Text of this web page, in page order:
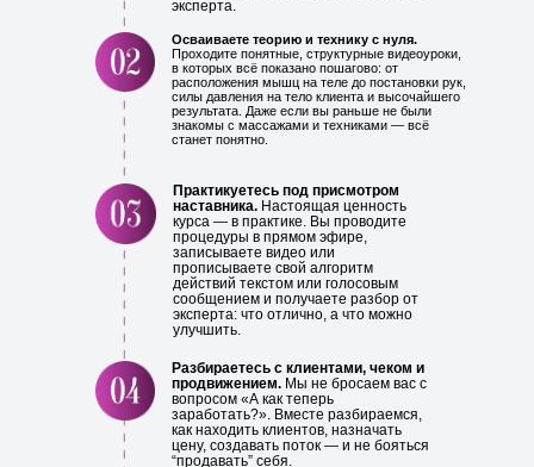
Разбираетесь с клиентами, чеком и
продвижением. Мы не бросаем вас с
вопросом «А как теперь
заработать?». Вместе разбираемся,
как находить клиентов, назначать
цену, создавать поток — и не бояться
“продавать” себя.
Практикуетесь под присмотром
наставника. Настоящая ценность
курса — в практике. Вы проводите
процедуры в прямом эфире,
записываете видео или
прописываете свой алгоритм
действий текстом или голосовым
сообщением и получаете разбор от
эксперта: что отлично, а что можно
улучшить.
Осваиваете теорию и технику с нуля.
Проходите понятные, структурные видеоуроки,
в которых всё показано пошагово: от
расположения мышц на теле до постановки рук,
силы давления на тело клиента и высочайшего
результата. Даже если вы раньше не были
знакомы с массажами и техниками — всё
станет понятно.
эксперта.